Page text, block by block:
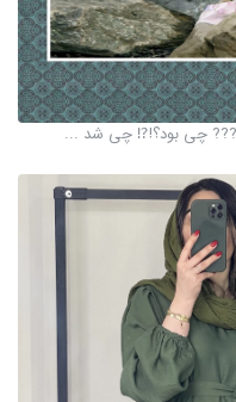
چی بود؟!⁉️ چی شد ...